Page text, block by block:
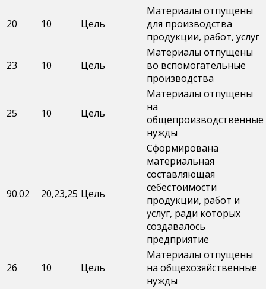
20 10 Цель
Материалы отпущены
для производства
продукции, работ, услуг
23 10 Цель
Материалы отпущены
во вспомогательные
производства
25 10 Цель
Материалы отпущены
на
общепроизводственные
нужды
90.02 20,23,25 Цель
Сформирована
материальная
составляющая
себестоимости
продукции, работ и
услуг, ради которых
создавалось
предприятие
26 10 Цель
Материалы отпущены
на общехозяйственные
нужды